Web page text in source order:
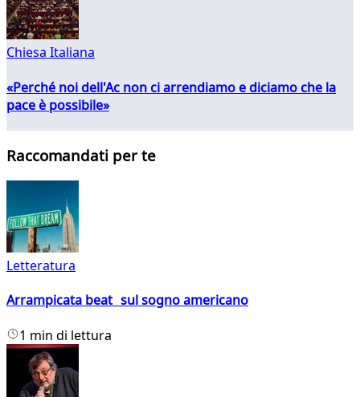
Chiesa Italiana
«Perché noi dell'Ac non ci arrendiamo e diciamo che la
pace è possibile»
Raccomandati per te
Letteratura
Arrampicata beat sul sogno americano
1 min di lettura